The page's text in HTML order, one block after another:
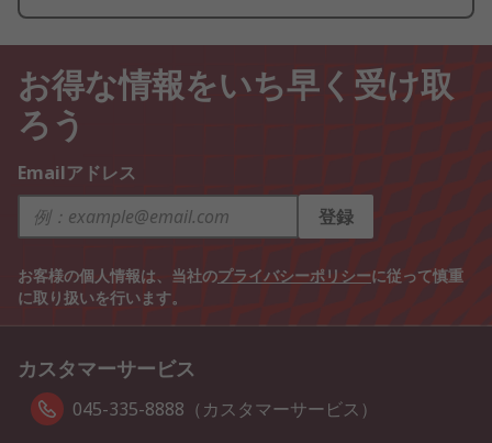
お得な情報をいち早く受け取
ろう
Emailアドレス
登録
お客様の個人情報は、当社のプライバシーポリシーに従って慎重
に取り扱いを行います。
カスタマーサービス
045-335-8888（カスタマーサービス）